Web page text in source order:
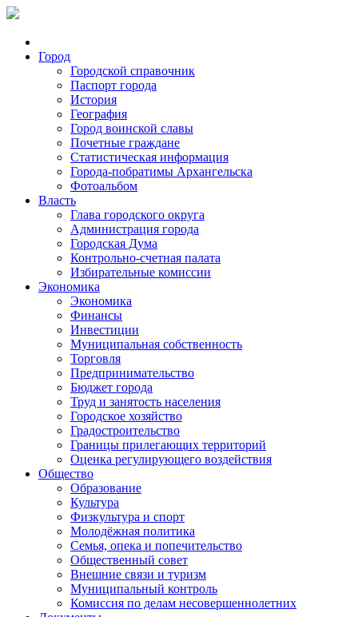
Город
Городской справочник
Паспорт города
История
География
Город воинской славы
Почетные граждане
Статистическая информация
Города-побратимы Архангельска
Фотоальбом
Власть
Глава городского округа
Администрация города
Городская Дума
Контрольно-счетная палата
Избирательные комиссии
Экономика
Экономика
Финансы
Инвестиции
Муниципальная собственность
Торговля
Предпринимательство
Бюджет города
Труд и занятость населения
Городское хозяйство
Градостроительство
Границы прилегающих территорий
Оценка регулирующего воздействия
Общество
Образование
Культура
Физкультура и спорт
Молодёжная политика
Семья, опека и попечительство
Общественный совет
Внешние связи и туризм
Муниципальный контроль
Комиссия по делам несовершеннолетних